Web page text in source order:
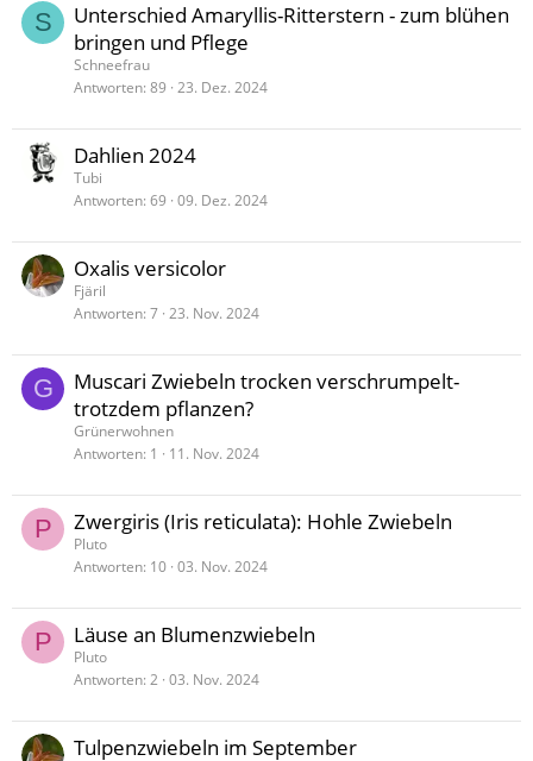
S
Unterschied Amaryllis-Ritterstern - zum blühen
bringen und Pflege
Schneefrau
Antworten 89 23. Dez. 2024
Dahlien 2024
Tubi
Antworten 69 09. Dez. 2024
Oxalis versicolor
Fjäril
Antworten 7 23. Nov. 2024
G
Muscari Zwiebeln trocken verschrumpelt-
trotzdem pflanzen?
Grünerwohnen
Antworten 1 11. Nov. 2024
P Zwergiris (Iris reticulata): Hohle Zwiebeln
Pluto
Antworten 10 03. Nov. 2024
P Läuse an Blumenzwiebeln
Pluto
Antworten 2 03. Nov. 2024
Tulpenzwiebeln im September